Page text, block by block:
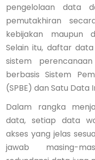
pengelolaan data
pemutakhiran
kebijakan maupun
Selain itu, daftar
sistem
berbasis Sistem
(SPBE) dan Satu Data
Dalam rangka
data, setiap data
akses yang jelas
jawab masing-